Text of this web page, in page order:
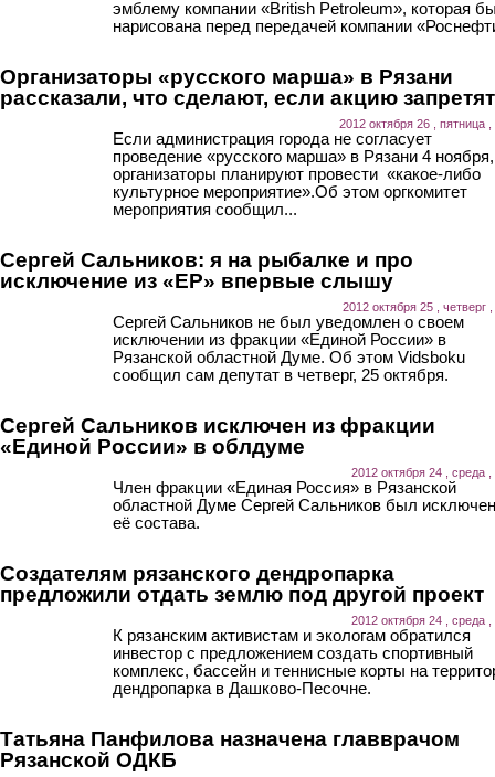
эмблему компании «British Petroleum», которая
нарисована перед передачей компании
Организаторы «русского марша» в Рязани
рассказали, что сделают, если акцию запретят
2012 октября 26 , пятница ,
Если администрация города не согласует
проведение «русского марша» в Рязани 4
организаторы планируют провести «какое-либо
культурное мероприятие».Об этом оргкомитет
мероприятия сообщил...
Сергей Сальников: я на рыбалке и про
исключение из «ЕР» впервые слышу
2012 октября 25 , четверг
Сергей Сальников не был уведомлен о своем
исключении из фракции «Единой России» в
Рязанской областной Думе. Об этом Vidsboku
сообщил сам депутат в четверг, 25 октября.
Сергей Сальников исключен из фракции
«Единой России» в облдуме
2012 октября 24 , среда ,
Член фракции «Единая Россия» в Рязанской
областной Думе Сергей Сальников был
её состава.
Создателям рязанского дендропарка
предложили отдать землю под другой проект
2012 октября 24 , среда ,
К рязанским активистам и экологам обратился
инвестор с предложением создать спортивный
комплекс, бассейн и теннисные корты на
дендропарка в Дашково-Песочне.
Татьяна Панфилова назначена главврачом
Рязанской ОДКБ